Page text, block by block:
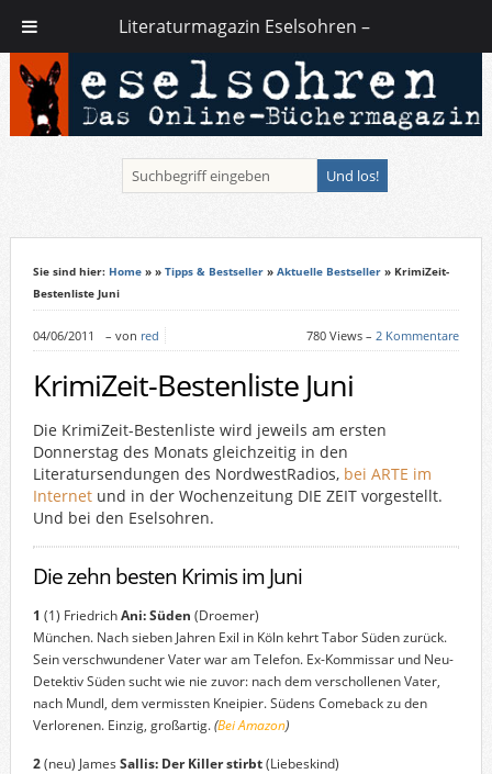
Sie sind hier: Home» » Tipps & Bestseller» Aktuelle Bestseller» KrimiZeit-
Bestenliste Juni
04/06/2011 – von red 780 Views – 2 Kommentare
KrimiZeit-Bestenliste Juni
Die KrimiZeit-Bestenliste wird jeweils am ersten
Donnerstag des Monats gleichzeitig in den
Literatursendungen des NordwestRadios, bei ARTE im
Internetund in der Wochenzeitung DIE ZEIT vorgestellt.
Und bei den Eselsohren.
Die zehn besten Krimis im Juni
1 (1) FriedrichAni: Süden (Droemer)
München. Nach sieben Jahren Exil in Köln kehrt Tabor Süden zurück.
Sein verschwundener Vater war am Telefon. Ex-Kommissar und Neu-
Detektiv Süden sucht wie nie zuvor: nach dem verschollenen Vater,
nach Mundl, dem vermissten Kneipier. Südens Comeback zu den
Verlorenen. Einzig, großartig.(Bei Amazon)
2(neu) James Sallis: Der Killer stirbt(Liebeskind)
Literaturmagazin Eselsohren –